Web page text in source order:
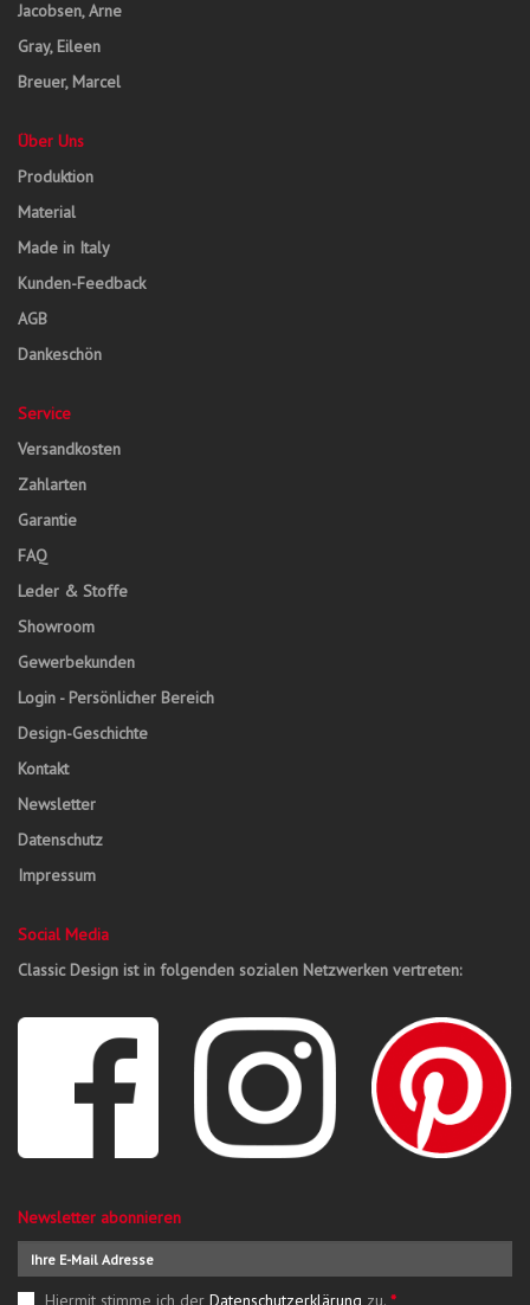
Jacobsen, Arne
Gray, Eileen
Breuer, Marcel
Über Uns
Produktion
Material
Made in Italy
Kunden-Feedback
AGB
Dankeschön
Service
Versandkosten
Zahlarten
Garantie
FAQ
Leder & Stoffe
Showroom
Gewerbekunden
Login - Persönlicher Bereich
Design-Geschichte
Kontakt
Newsletter
Datenschutz
Impressum
Social Media
Classic Design ist in folgenden sozialen Netzwerken vertreten:
Newsletter abonnieren
Hiermit stimme ich der Datenschutzerklärung zu. *